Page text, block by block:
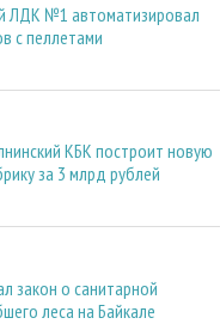
ЛДК №1 автоматизировал
с пеллетами
КБК построит новую
за 3 млрд рублей
закон о санитарной
леса на Байкале